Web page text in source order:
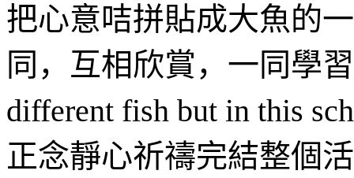
把心意咭拼貼成大魚的
同，互相欣賞，一同學
different fish but in this
正念靜心祈禱完結整個